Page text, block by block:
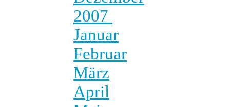
2007
Januar
Februar
März
April